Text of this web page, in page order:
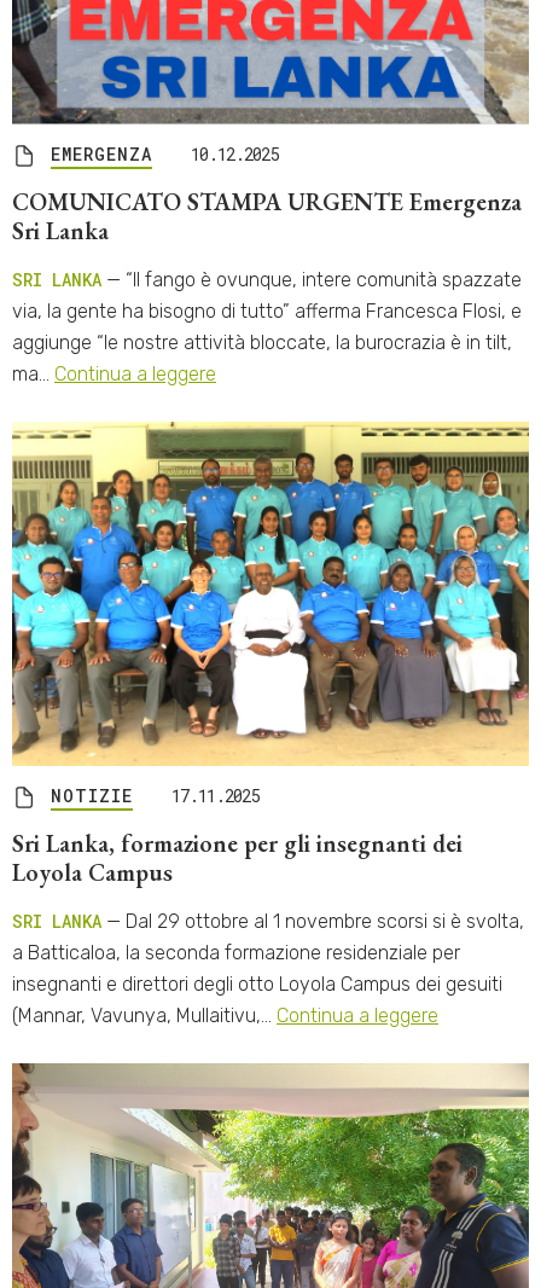
EMERGENZA 10.12.2025
COMUNICATO STAMPA URGENTE Emergenza
Sri Lanka
SRI LANKA — “Il fango è ovunque, intere comunità spazzate
via, la gente ha bisogno di tutto” afferma Francesca Flosi, e
aggiunge “le nostre attività bloccate, la burocrazia è in tilt,
ma… Continua a leggere
NOTIZIE 17.11.2025
Sri Lanka, formazione per gli insegnanti dei
Loyola Campus
SRI LANKA — Dal 29 ottobre al 1 novembre scorsi si è svolta,
a Batticaloa, la seconda formazione residenziale per
insegnanti e direttori degli otto Loyola Campus dei gesuiti
(Mannar, Vavunya, Mullaitivu,… Continua a leggere